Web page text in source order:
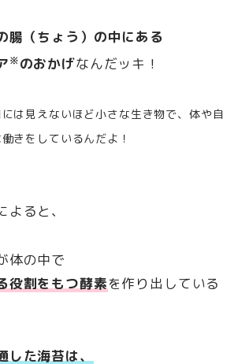
腸（ちょう）の中にある
※のおかげなんだッキ！
は見えないほど小さな生き物で、体や自
きをしているんだよ！
ると、
体の中で
役割をもつ酵素を作り出している
した海苔は、